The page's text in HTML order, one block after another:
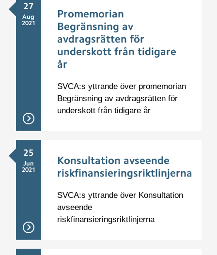
27
Aug
2021
Promemorian
Begränsning av
avdragsrätten för
underskott från tidigare
år
SVCA:s yttrande över promemorian
Begränsning av avdragsrätten för
underskott från tidigare år
25
Jun
2021
Konsultation avseende
riskfinansieringsriktlinjerna
SVCA:s yttrande över Konsultation
avseende
riskfinansieringsriktlinjerna